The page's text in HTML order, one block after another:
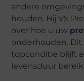
andere
houden. Bij VS
over hoe u uw
onderhouden. Dit
topconditie blijft
levensduur